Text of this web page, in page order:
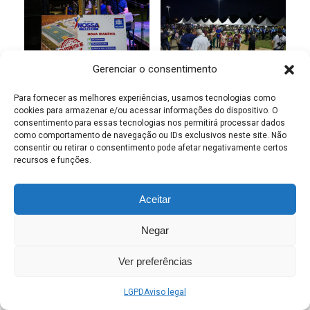
Gerenciar o consentimento
Para fornecer as melhores experiências, usamos tecnologias como
cookies para armazenar e/ou acessar informações do dispositivo. O
consentimento para essas tecnologias nos permitirá processar dados
como comportamento de navegação ou IDs exclusivos neste site. Não
consentir ou retirar o consentimento pode afetar negativamente certos
recursos e funções.
Aceitar
Negar
Ver preferências
LGPDAviso legal